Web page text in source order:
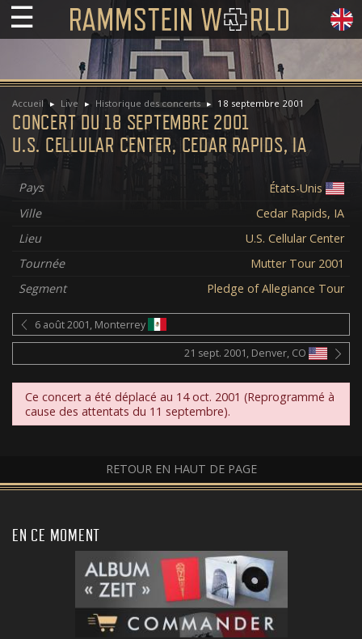
☰
Accueil Live Historique des concerts 18 septembre 2001
CONCERT DU 18 SEPTEMBRE 2001
U.S. CELLULAR CENTER, CEDAR RAPIDS, IA
Pays
États-Unis
Ville
Cedar Rapids, IA
Lieu
U.S. Cellular Center
Tournée
Mutter Tour 2001
Segment
Pledge of Allegiance Tour
6 août 2001, Monterrey
21 sept. 2001, Denver, CO
Ce concert a été déplacé au 14 oct. 2001 (Reprogrammé à
cause des attentats du 11 septembre).
RETOUR EN HAUT DE PAGE
EN CE MOMENT